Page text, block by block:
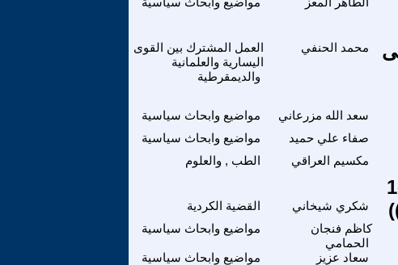
العمل المشترك بين القوى
اليسارية والعلمانية
والديمقرطية
محمد الحنفي
مواضيع وابحاث سياسية سعد الله مزرعاني
مواضيع وابحاث سياسية
صفاء علي حميد
الطب , والعلوم
مكسيم العراقي
القضية الكردية شكري شيخاني
مواضيع وابحاث سياسية
كاظم فنجان
الحمامي
مواضيع وابحاث سياسية سعاد عزيز